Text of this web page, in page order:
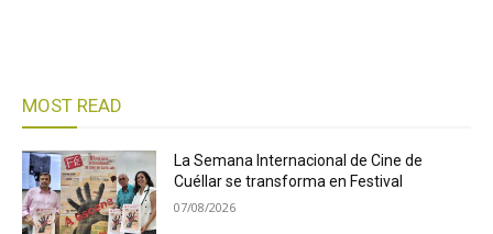
MOST READ
La Semana Internacional de Cine de
Cuéllar se transforma en Festival
07/08/2026